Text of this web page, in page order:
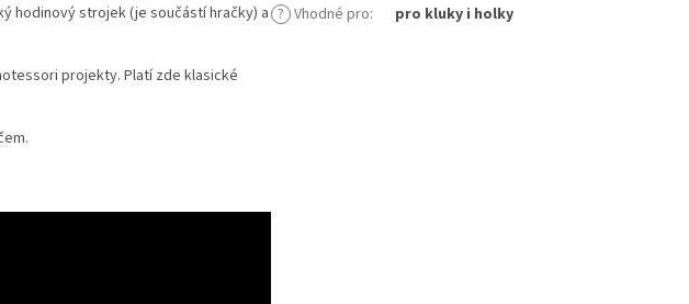
hodinový strojek (je součástí hračky) a
projekty. Platí zde klasické
? Vhodné pro: pro kluky i holky